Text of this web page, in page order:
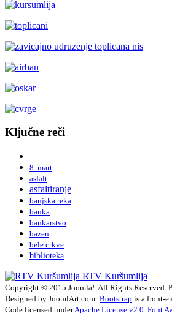
Ključne reči
8. mart
asfalt
asfaltiranje
banjska reka
banka
bankarstvo
bazen
bele crkve
biblioteka
RTV Kuršumlija
Copyright © 2015 Joomla!. All Rights Reserved.
Designed by JoomlArt.com. Bootstrap is a front-
Code licensed underApache License v2.0 Font